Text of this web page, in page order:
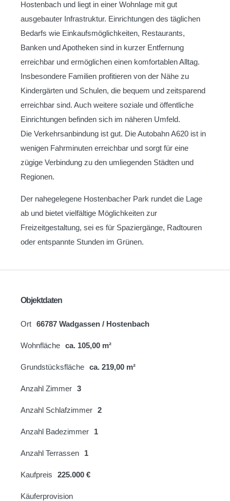
Hostenbach und liegt in einer Wohnlage mit gut
ausgebauter Infrastruktur. Einrichtungen des täglichen
Bedarfs wie Einkaufsmöglichkeiten, Restaurants,
Banken und Apotheken sind in kurzer Entfernung
erreichbar und ermöglichen einen komfortablen Alltag.
Insbesondere Familien profitieren von der Nähe zu
Kindergärten und Schulen, die bequem und zeitsparend
erreichbar sind. Auch weitere soziale und öffentliche
Einrichtungen befinden sich im näheren Umfeld.
Die Verkehrsanbindung ist gut. Die Autobahn A620 ist in
wenigen Fahrminuten erreichbar und sorgt für eine
zügige Verbindung zu den umliegenden Städten und
Regionen.
Der nahegelegene Hostenbacher Park rundet die Lage
ab und bietet vielfältige Möglichkeiten zur
Freizeitgestaltung, sei es für Spaziergänge, Radtouren
oder entspannte Stunden im Grünen.
Objektdaten
Ort 66787 Wadgassen / Hostenbach
Wohnfläche ca. 105,00 m²
Grundstücksfläche ca. 219,00 m²
Anzahl Zimmer 3
Anzahl Schlafzimmer 2
Anzahl Badezimmer 1
Anzahl Terrassen 1
Kaufpreis 225.000 €
Käuferprovision